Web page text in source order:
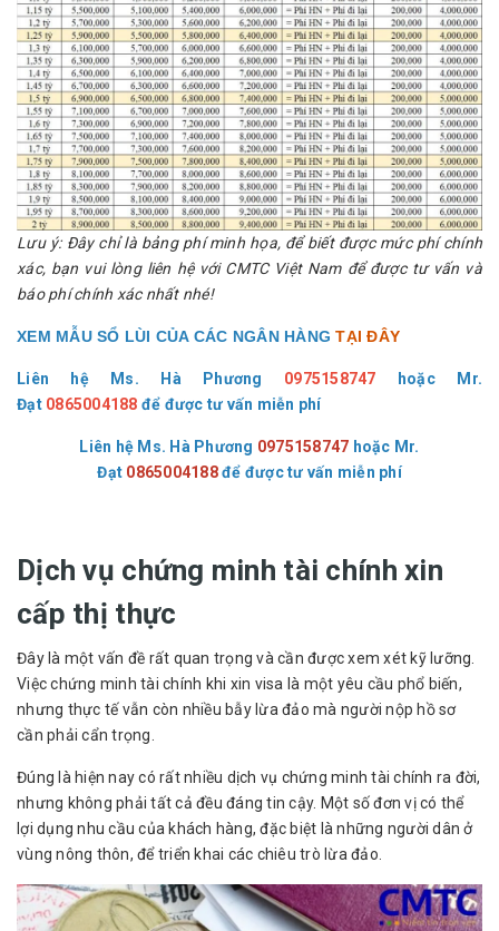
Lưu ý: Đây chỉ là bảng phí minh họa, để biết được mức phí chính
xác, bạn vui lòng liên hệ với CMTC Việt Nam để được tư vấn và
báo phí chính xác nhất nhé!
XEM MẪU SỔ LÙI CỦA CÁC NGÂN HÀNGTẠI ĐÂY
Liên hệ Ms. Hà Phương 0975158747 hoặc
Mr.
Đạt 0865004188 để được tư vấn miễn phí
Liên hệ Ms. Hà Phương 0975158747 hoặc Mr.
Đạt 0865004188 để được tư vấn miễn phí
Dịch vụ chứng minh tài chính xin
cấp thị thực
Đây là một vấn đề rất quan trọng và cần được xem xét kỹ lưỡng.
Việc chứng minh tài chính khi xin visa là một yêu cầu phổ biến,
nhưng thực tế vẫn còn nhiều bẫy lừa đảo mà người nộp hồ sơ
cần phải cẩn trọng.
Đúng là hiện nay có rất nhiều dịch vụ chứng minh tài chính ra đời,
nhưng không phải tất cả đều đáng tin cậy. Một số đơn vị có thể
lợi dụng nhu cầu của khách hàng, đặc biệt là những người dân ở
vùng nông thôn, để triển khai các chiêu trò lừa đảo.